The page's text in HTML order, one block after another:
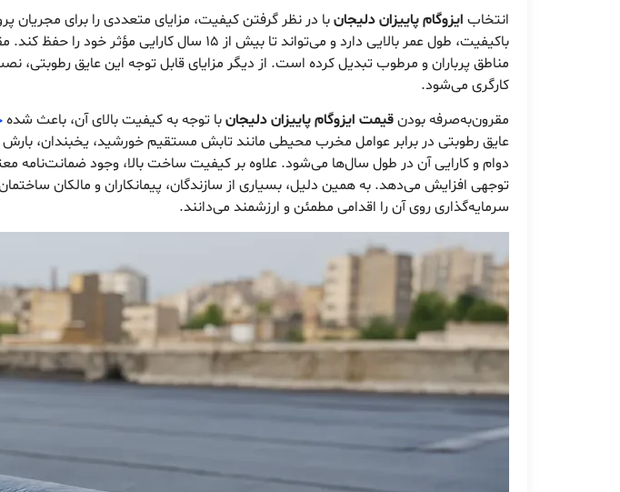
انتخاب ایزوگام پاییزان دلیجانبا در نظر گرفتن کیفیت، مزایای متعددی را برای مجریان
باکیفیت، طول عمر بالایی دارد و می‌تواند تا بیش
مناطق پرباران و مرطوب تبدیل کرده است. از دیگر مزایای قابل توجه این عایق
کارگری می‌شود.
مقرون‌به‌صرفه بودنقیمت ایزوگام پاییزان دلیجانبا توجه به کیفیت بالای آن، باعث شده
عایق رطوبتی در برابر عوامل مخرب محیطی مانند تابش مستقیم خورشید، یخبندان،
دوام و کارایی آن در طول سال‌ها می‌شود. علاوه بر کیفیت ساخت بالا، وجود ضمانت‌نامه
توجهی افزایش می‌دهد. به همین دلیل، بسیاری از سازندگان، پیمانکاران و مالکان
سرمایه‌گذاری روی آن را اقدامی مطمئن و ارزشمند می‌دانند.